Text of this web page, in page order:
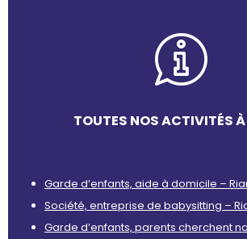
TOUTES NOS ACTIVITÉS
Garde d’enfants, aide à domicile –
Société, entreprise de babysitting –
Garde d’enfants, parents cherchent